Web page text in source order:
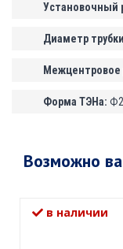
Установочный
Диаметр
Форма ТЭНа: Ф2
Возможно
в наличии